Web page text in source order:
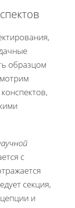
образцом
с
секция,
и